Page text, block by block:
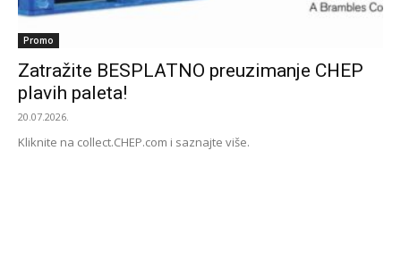
Promo
Zatražite BESPLATNO preuzimanje CHEP
plavih paleta!
20.07.2026.
Kliknite na collect.CHEP.com i saznajte više.